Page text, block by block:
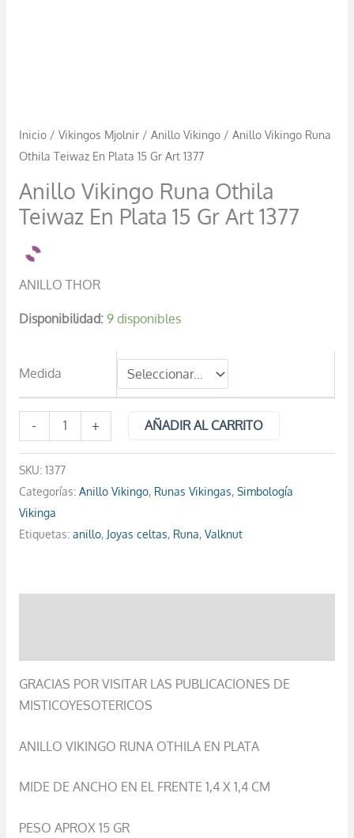
Inicio/ Vikingos Mjolnir/ Anillo Vikingo/ Anillo Vikingo Runa
Othila Teiwaz En Plata 15 Gr Art 1377
Anillo Vikingo Runa Othila
Teiwaz En Plata 15 Gr Art 1377
ANILLO THOR
Disponibilidad: 9 disponibles
Medida
- + AÑADIR AL CARRITO
SKU: 1377
Categorías: Anillo Vikingo, Runas Vikingas, Simbología
Vikinga
Etiquetas: anillo, Joyas celtas, Runa, Valknut
GRACIAS POR VISITAR LAS PUBLICACIONES DE
MISTICOYESOTERICOS
ANILLO VIKINGO RUNA OTHILA EN PLATA
MIDE DE ANCHO EN EL FRENTE 1,4 X 1,4 CM
PESO APROX 15 GR